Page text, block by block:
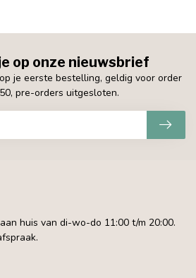
op onze nieuwsbrief
je eerste bestelling, geldig voor order
pre-orders uitgesloten.
huis van di-wo-do 11:00 t/m 20:00.